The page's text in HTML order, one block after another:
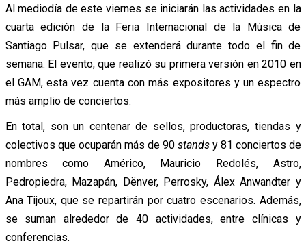
Al mediodía de este viernes se iniciarán las actividades en la
cuarta edición de la Feria Internacional de la Música de
Santiago Pulsar, que se extenderá durante todo el fin de
semana. El evento, que realizó su primera versión en 2010 en
el GAM, esta vez cuenta con más expositores y un espectro
más amplio de conciertos.
En total, son un centenar de sellos, productoras, tiendas y
colectivos que ocuparán más de 90 standsy 81 conciertos de
nombres como Américo, Mauricio Redolés, Astro,
Pedropiedra, Mazapán, Dënver, Perrosky, Álex Anwandter y
Ana Tijoux, que se repartirán por cuatro escenarios. Además,
se suman alrededor de 40 actividades, entre clínicas y
conferencias.